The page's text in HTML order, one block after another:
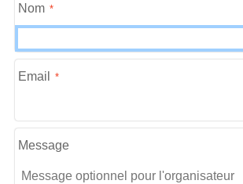
Nom
Email
Message